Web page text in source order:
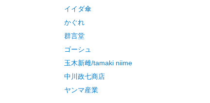
イイダ傘
かぐれ
群言堂
ゴーシュ
玉木新雌/tamaki niime
中川政七商店
ヤンマ産業